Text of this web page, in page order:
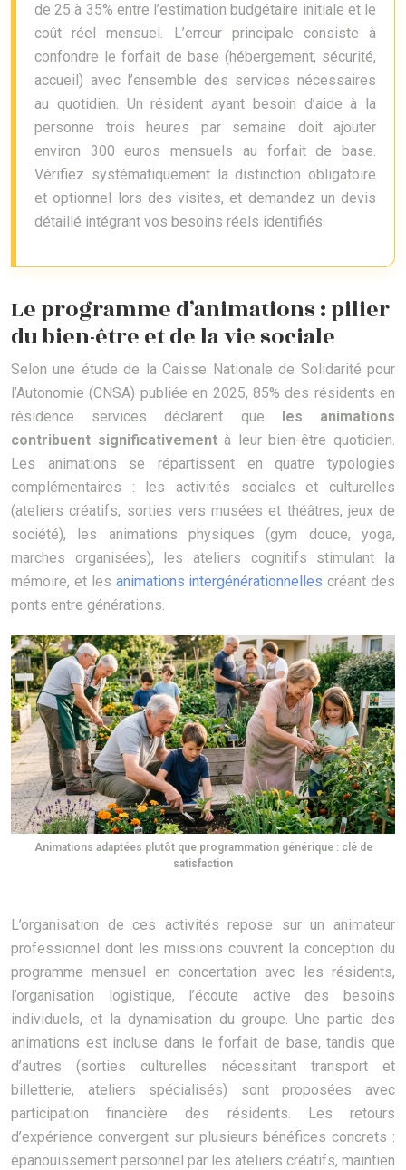
de 25 à 35% entre l’estimation budgétaire initiale et le
coût réel mensuel. L’erreur principale consiste à
confondre le forfait de base (hébergement, sécurité,
accueil) avec l’ensemble des services nécessaires
au quotidien. Un résident ayant besoin d’aide à la
personne trois heures par semaine doit ajouter
environ 300 euros mensuels au forfait de base.
Vérifiez systématiquement la distinction obligatoire
et optionnel lors des visites, et demandez un devis
détaillé intégrant vos besoins réels identifiés.
Le programme d’animations : pilier
du bien-être et de la vie sociale
Selon une étude de la Caisse Nationale de Solidarité pour
l’Autonomie (CNSA) publiée en 2025, 85% des résidents en
résidence services déclarent que
les animations
contribuent significativementà leur bien-être quotidien.
Les animations se répartissent en quatre typologies
complémentaires : les activités sociales et culturelles
(ateliers créatifs, sorties vers musées et théâtres, jeux de
société), les animations physiques (gym douce, yoga,
marches organisées), les ateliers cognitifs stimulant la
mémoire, et les animations intergénérationnelles créant des
ponts entre générations.
Animations adaptées plutôt que programmation générique : clé de
satisfaction
L’organisation de ces activités repose sur un animateur
professionnel dont les missions couvrent la conception du
programme mensuel en concertation avec les résidents,
l’organisation logistique, l’écoute active des besoins
individuels, et la dynamisation du groupe. Une partie des
animations est incluse dans le forfait de base, tandis que
d’autres (sorties culturelles nécessitant transport et
billetterie, ateliers spécialisés) sont proposées avec
participation financière des résidents. Les retours
d’expérience convergent sur plusieurs bénéfices concrets :
épanouissement personnel par les ateliers créatifs, maintien